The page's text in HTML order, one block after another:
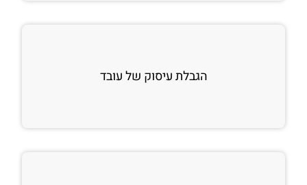
הגבלת עיסוק של עובד